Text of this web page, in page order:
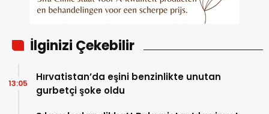
İlginizi Çekebilir
Hırvatistan’da eşini benzinlikte unutan
gurbetçi şoke oldu
13:05